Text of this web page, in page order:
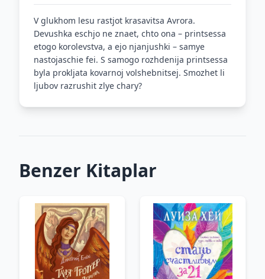
V glukhom lesu rastjot krasavitsa Avrora.
Devushka eschjo ne znaet, chto ona – printsessa
etogo korolevstva, a ejo njanjushki – samye
nastojaschie fei. S samogo rozhdenija printsessa
byla prokljata kovarnoj volshebnitsej. Smozhet li
ljubov razrushit zlye chary?
Benzer Kitaplar